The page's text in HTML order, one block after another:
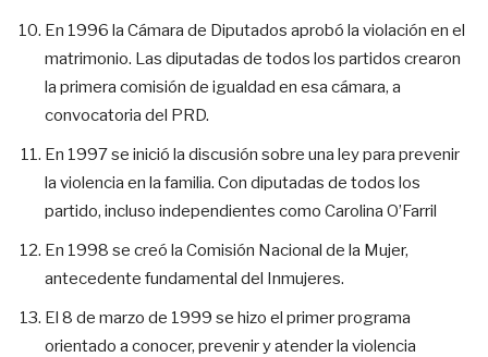
En 1996 la Cámara de Diputados aprobó la violación en el
matrimonio. Las diputadas de todos los partidos crearon
la primera comisión de igualdad en esa cámara, a
convocatoria del PRD.
En 1997 se inició la discusión sobre una ley para prevenir
la violencia en la familia. Con diputadas de todos los
partido, incluso independientes como Carolina O’Farril
En 1998 se creó la Comisión Nacional de la Mujer,
antecedente fundamental del Inmujeres.
El 8 de marzo de 1999 se hizo el primer programa
orientado a conocer, prevenir y atender la violencia